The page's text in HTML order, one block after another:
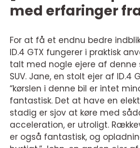
med erfaringer
For at få et endnu bedre
ID.4 GTX fungerer i praktisk
talt med nogle ejere af
SUV. Jane, en stolt ejer af ID.4
“kørslen i denne bil er intet
fantastisk. Det at have en
stadig er sjov at køre med
acceleration, er utroligt.
er også fantastisk, og